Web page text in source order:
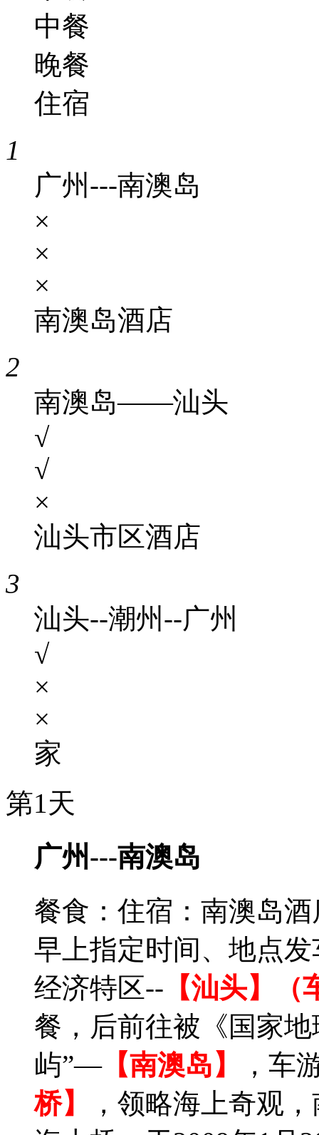
中餐
晚餐
住宿
1
广州---南澳岛
×
×
×
南澳岛酒店
2
南澳岛——汕头
√
√
×
汕头市区酒店
3
汕头--潮州--广州
√
×
×
家
第1天
广州---南澳岛
餐食： 住宿：南澳岛酒
早上指定时间、地点
经济特区-- 【汕头】
餐，后前往被《国家
屿”—【南澳岛】
，车
桥】
，领略海上奇观